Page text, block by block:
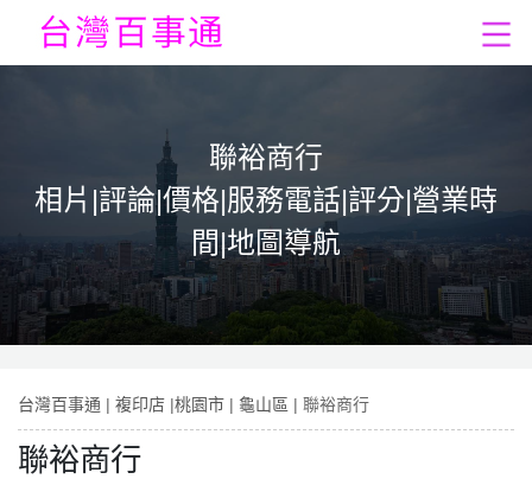
聯裕商行
相片|評論|價格|服務電話|評分|營業時
間|地圖導航
台灣百事通 | 複印店 |桃園市 | 龜山區 | 聯裕商行
聯裕商行